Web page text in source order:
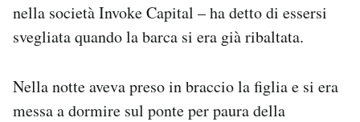
nella società Invoke Capital – ha detto di essersi
svegliata quando la barca si era già ribaltata.
Nella notte aveva preso in braccio la figlia e si era
messa a dormire sul ponte per paura della